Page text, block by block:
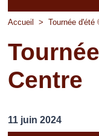
Accueil
La mairie
Découvrir
Vos
Accueil > Tournée d'été
Centre
11 juin 2024